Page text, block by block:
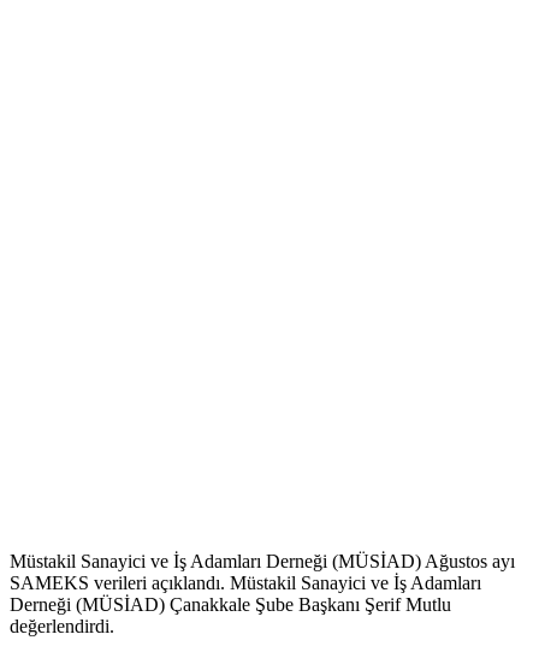
Müstakil Sanayici ve İş Adamları Derneği (MÜSİAD) Ağustos ayı
SAMEKS verileri açıklandı. Müstakil Sanayici ve İş Adamları
Derneği (MÜSİAD) Çanakkale Şube Başkanı Şerif Mutlu
değerlendirdi.